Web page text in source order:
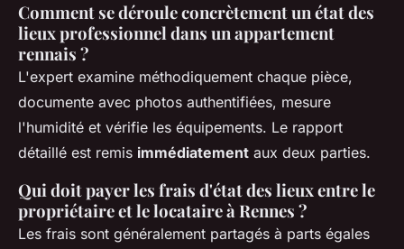
Comment se déroule concrètement un état des
lieux professionnel dans un appartement
rennais ?
L'expert examine méthodiquement chaque pièce,
documente avec photos authentifiées, mesure
l'humidité et vérifie les équipements. Le rapport
détaillé est remis immédiatement aux deux parties.
Qui doit payer les frais d'état des lieux entre le
propriétaire et le locataire à Rennes ?
Les frais sont généralement partagés à parts égales